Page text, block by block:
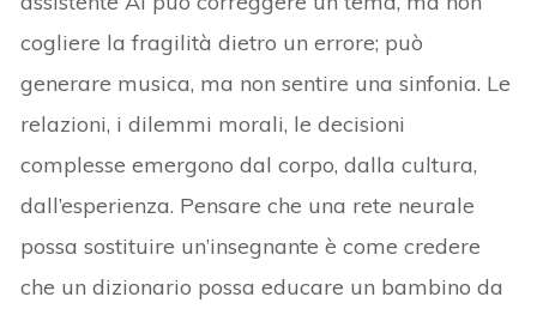
cogliere la fragilità dietro un errore; può
generare musica, ma non sentire una sinfonia. Le
relazioni, i dilemmi morali, le decisioni
complesse emergono dal corpo, dalla cultura,
dall’esperienza. Pensare che una rete neurale
possa sostituire un’insegnante è come credere
che un dizionario possa educare un bambino da